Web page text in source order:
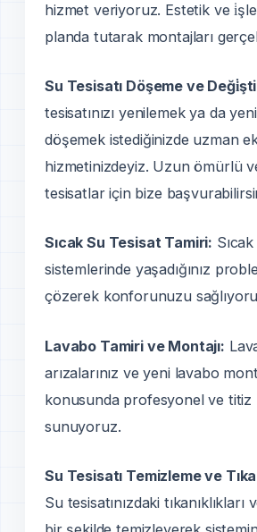
hizmet veriyoruz. Estetik ve
planda tutarak montajları
Su Tesisatı Döşeme ve
tesisatınızı yenilemek ya da
döşemek istediğinizde uzman
hizmetinizdeyiz. Uzun ömürlü
tesisatlar için bize
Sıcak Su Tesisat Tamiri:
sistemlerinde yaşadığınız
çözerek konforunuzu
Lavabo Tamiri ve Montajı:
arızalarınız ve yeni lavabo
konusunda profesyonel ve titiz
sunuyoruz.
Su Tesisatı Temizleme ve
Su tesisatınızdaki tıkanıklıkları